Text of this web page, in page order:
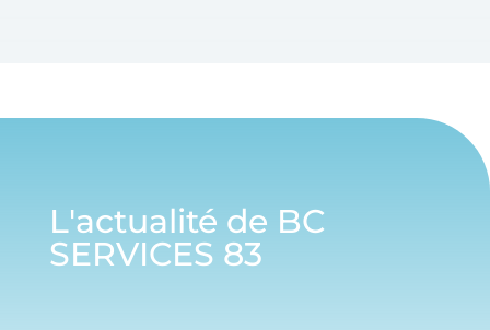
L'actualité de BC
SERVICES 83